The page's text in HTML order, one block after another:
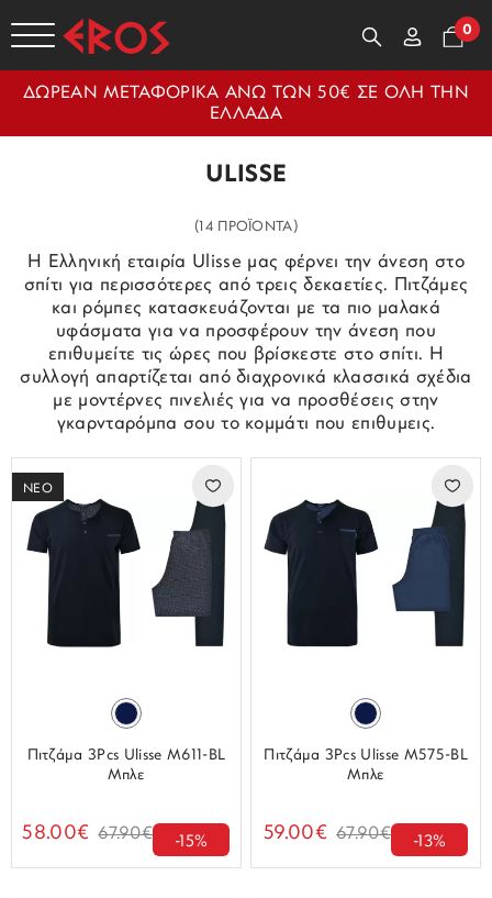
0
ΔΩΡΕΑΝ ΜΕΤΑΦΟΡΙΚΑ ΑΝΩ ΤΩΝ 50€ ΣΕ ΟΛΗ ΤΗΝ
ΕΛΛΑΔΑ
ULISSE
(14 ΠΡΟΪΟΝΤΑ)
Η Ελληνική εταιρία Ulisse μας φέρνει την άνεση στο
σπίτι για περισσότερες από τρεις δεκαετίες. Πιτζάμες
και ρόμπες κατασκευάζονται με τα πιο μαλακά
υφάσματα για να προσφέρουν την άνεση που
επιθυμείτε τις ώρες που βρίσκεστε στο σπίτι. Η
συλλογή απαρτίζεται από διαχρονικά κλασσικά σχέδια
με μοντέρνες πινελιές για να προσθέσεις στην
γκαρνταρόμπα σου το κομμάτι που επιθυμεις.
ΝΕΟ
Πιτζάμα 3Pcs Ulisse M611-BL
Μπλε
58.00€ 67.90€ -15%
Πιτζάμα 3Pcs Ulisse M575-BL
Μπλε
59.00€ 67.90€ -13%